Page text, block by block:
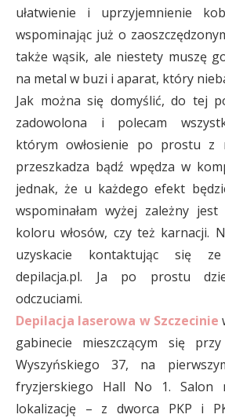
ułatwienie i uprzyjemnienie
wspominając już o
także wąsik, ale niestety muszę
na metal w buzi i aparat, który
Jak można się domyślić, do tej
zadowolona i polecam
którym owłosienie po prostu z
przeszkadza bądź wpędza w
jednak, że u każdego efekt
wspominałam wyżej zależny
koloru włosów, czy też karnacji.
uzyskacie kontaktując się
depilacja.pl. Ja po prostu
odczuciami.
Depilacja laserowa w Szczecinie
gabinecie mieszczącym się
Wyszyńskiego 37, na
fryzjerskiego Hall No 1. Salon
lokalizację – z dworca PKP i